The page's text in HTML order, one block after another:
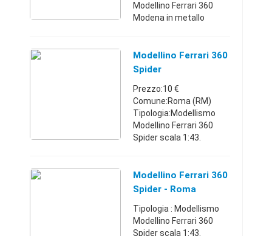
Modellino Ferrari 360
Modena in metallo
originale Spedizione Sda
tracciabile €6
paypal,boni ...
Modellino Ferrari 360
Spider
Prezzo:10 €
Comune:Roma (RM)
Tipologia:Modellismo
Modellino Ferrari 360
Spider scala 1:43.
zona Cinecitta' o
contattatemi per altro
spedizione ...
Modellino Ferrari 360
Spider - Roma
(Roma)
Tipologia : Modellismo
Modellino Ferrari 360
Spider scala 1:43.